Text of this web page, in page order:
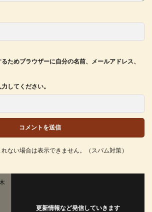
更新情報など発信していきます
ためブラウザーに自分の名前、メールアドレス、
してください。
ない場合は表示できません。（スパム対策）